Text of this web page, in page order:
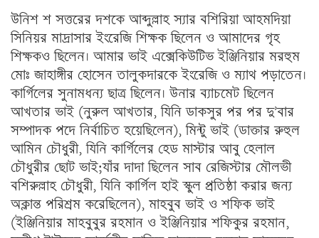
উনিশ শ সত্তরের দশকে আব্দুল্লাহ স্যার বশিরিয়া আহমদিয়া
সিনিয়র মাদ্রাসার ইংরেজি শিক্ষক ছিলেন ও আমাদের গৃহ
শিক্ষকও ছিলেন। আমার ভাই এক্সেকিউটিভ ইঞ্জিনিয়ার মরহুম
মোঃ জাহাঙ্গীর হোসেন তালুকদারকে ইংরেজি ও ম্যাথ পড়াতেন।
কার্গিলের সুনামধন্য ছাত্র ছিলেন। উনার ব্যাচমেট ছিলেন
আখতার ভাই (নুরুল আখতার, যিনি ডাকসুর পর পর দু’বার
সম্পাদক পদে নির্বাচিত হয়েছিলেন), মিন্টু ভাই (ডাক্তার রুহুল
আমিন চৌধুরী, যিনি কার্গিলের হেড মাস্টার আবু হেলাল
চৌধুরীর ছোট ভাই;যাঁর দাদা ছিলেন সাব রেজিস্টার মৌলভী
বশিরুল্লাহ চৌধুরী, যিনি কার্গিল হাই স্কুল প্রতিষ্ঠা করার জন্য
অক্লান্ত পরিশ্রম করেছিলেন), মাহবুব ভাই ও শফিক ভাই
(ইঞ্জিনিয়ার মাহবুবুর রহমান ও ইঞ্জিনিয়ার শফিকুর রহমান,